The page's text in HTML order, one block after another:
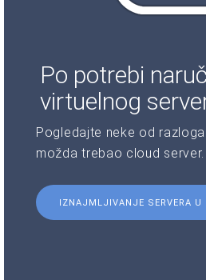
Po potrebi
virtuelnog
Pogledajte neke od
možda trebao cloud server.
IZNAJMLJIVANJE SERVERA U